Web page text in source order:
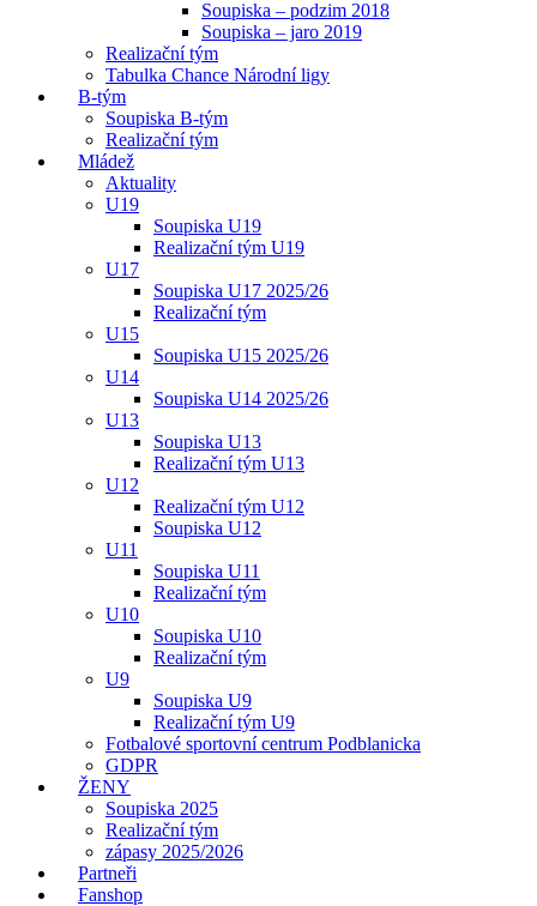
Soupiska – podzim 2018
Soupiska – jaro 2019
Realizační tým
Tabulka Chance Národní ligy
B-tým
Soupiska B-tým
Realizační tým
Mládež
Aktuality
U19
Soupiska U19
Realizační tým U19
U17
Soupiska U17 2025/26
Realizační tým
U15
Soupiska U15 2025/26
U14
Soupiska U14 2025/26
U13
Soupiska U13
Realizační tým U13
U12
Realizační tým U12
Soupiska U12
U11
Soupiska U11
Realizační tým
U10
Soupiska U10
Realizační tým
U9
Soupiska U9
Realizační tým U9
Fotbalové sportovní centrum Podblanicka
GDPR
ŽENY
Soupiska 2025
Realizační tým
zápasy 2025/2026
Partneři
Fanshop